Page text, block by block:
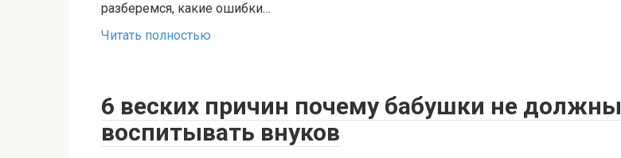
разберемся, какие ошибки…
Читать полностью
6 веских причин почему бабушки не должны
воспитывать внуков